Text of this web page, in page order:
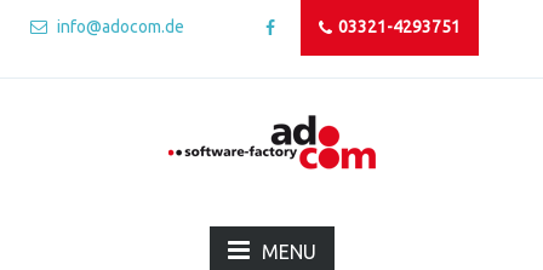
info@adocom.de 03321-4293751
MENU